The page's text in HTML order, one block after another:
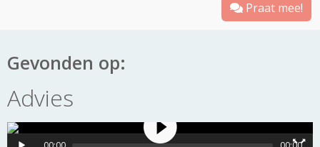
Praat mee!
Gevonden op:
Advies